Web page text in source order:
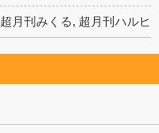
超月刊みくる, 超月刊ハルヒ